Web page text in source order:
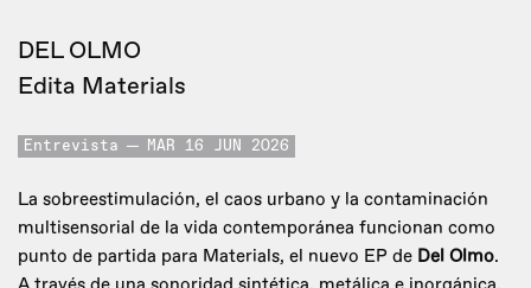
DEL OLMO
Edita Materials
Entrevista MAR 16 JUN 2026
La sobreestimulación, el caos urbano y la contaminación
multisensorial de la vida contemporánea funcionan como
punto de partida para Materials, el nuevo EP de Del Olmo.